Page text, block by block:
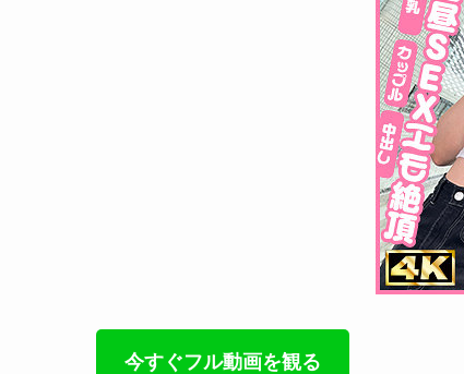
今すぐフル動画を観る